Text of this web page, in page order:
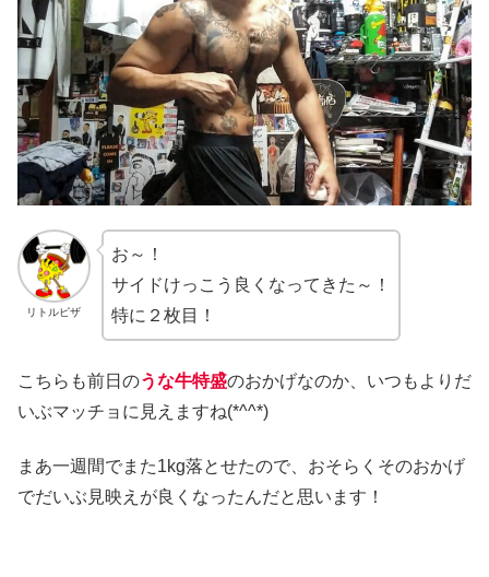
リトルピザ
お～！
サイドけっこう良くなってきた～！
特に２枚目！
こちらも前日のうな牛特盛のおかげなのか、いつもよりだ
いぶマッチョに見えますね(*^^*)
まあ一週間でまた1kg落とせたので、おそらくそのおかげ
でだいぶ見映えが良くなったんだと思います！